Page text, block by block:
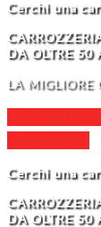
Cerchi una
DA OLTRE 50
LA MIGLIORE
Cerchi una
DA OLTRE 50